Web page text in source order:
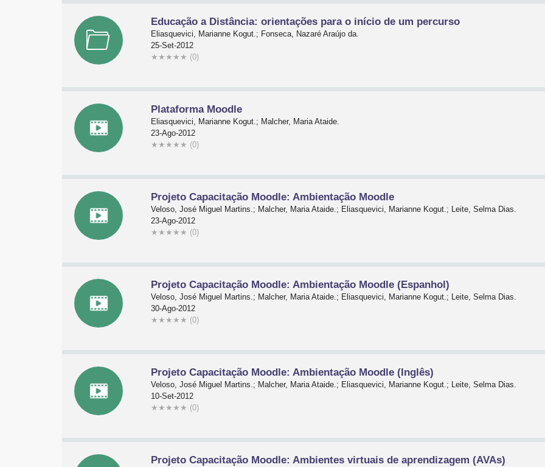
Educação a Distância: orientações para o início de um percurso
Eliasquevici, Marianne Kogut.; Fonseca, Nazaré Araújo da.
25-Set-2012
★ ★ ★ ★ ★ (0)
Plataforma Moodle
Eliasquevici, Marianne Kogut.; Malcher, Maria Ataide.
23-Ago-2012
★ ★ ★ ★ ★ (0)
Projeto Capacitação Moodle: Ambientação Moodle
Veloso, José Miguel Martins.; Malcher, Maria Ataide.; Eliasquevici, Marianne Kogut.; Leite, Selma Dias.
23-Ago-2012
★ ★ ★ ★ ★ (0)
Projeto Capacitação Moodle: Ambientação Moodle (Espanhol)
Veloso, José Miguel Martins.; Malcher, Maria Ataide.; Eliasquevici, Marianne Kogut.; Leite, Selma Dias.
30-Ago-2012
★ ★ ★ ★ ★ (0)
Projeto Capacitação Moodle: Ambientação Moodle (Inglês)
Veloso, José Miguel Martins.; Malcher, Maria Ataide.; Eliasquevici, Marianne Kogut.; Leite, Selma Dias.
10-Set-2012
★ ★ ★ ★ ★ (0)
Projeto Capacitação Moodle: Ambientes virtuais de aprendizagem (AVAs)